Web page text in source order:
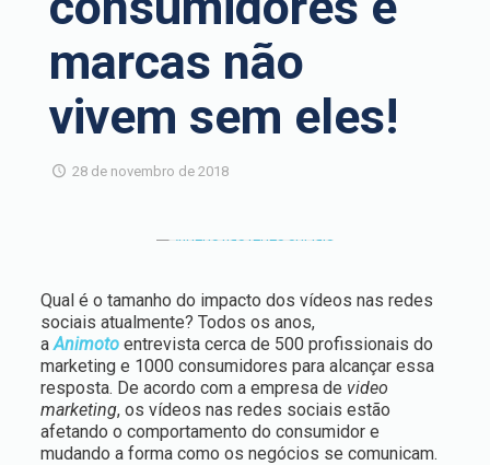
marcas não
vivem sem eles!
28 de novembro de 2018
Qual é o tamanho do impacto dos vídeos nas redes
sociais atualmente? Todos os anos,
aAnimotoentrevista cerca de 500 profissionais do
marketing e 1000 consumidores para alcançar essa
resposta. De acordo com a empresa de video
marketing, os vídeos nas redes sociais estão
afetando o comportamento do consumidor e
mudando a forma como os negócios se comunicam.